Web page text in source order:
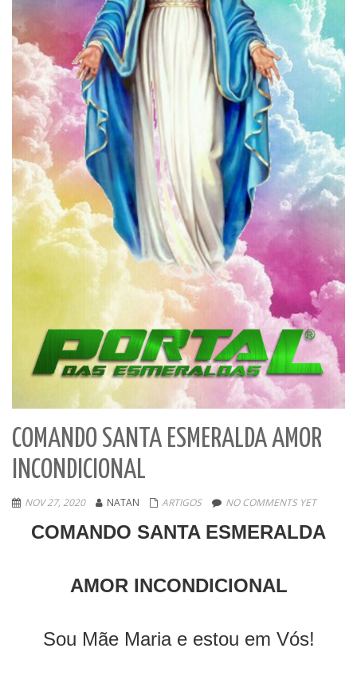
COMANDO SANTA ESMERALDA AMOR
INCONDICIONAL
NOV 27, 2020 NATAN ARTIGOS NO COMMENTS YET
COMANDO SANTA ESMERALDA
AMOR INCONDICIONAL
Sou Mãe Maria e estou em Vós!